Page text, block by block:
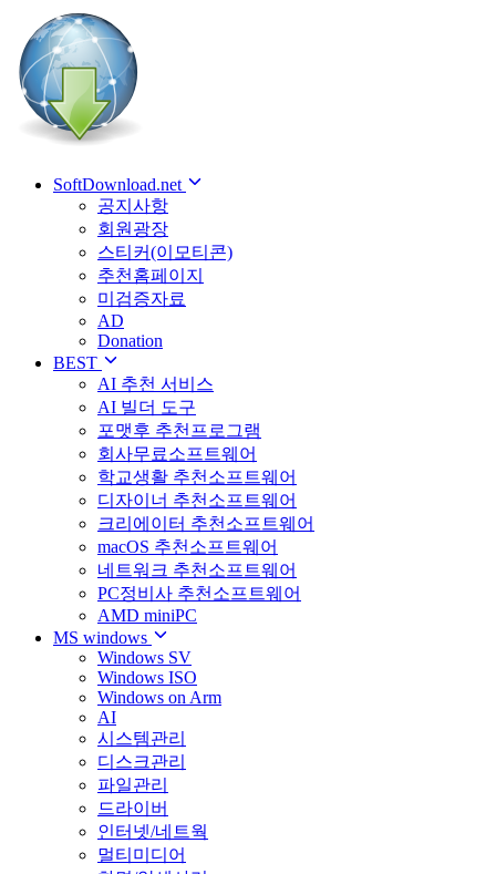
SoftDownload.net
공지사항
회원광장
스티커(이모티콘)
추천홈페이지
미검증자료
AD
Donation
BEST
AI 추천 서비스
AI 빌더 도구
포맷후 추천프로그램
회사무료소프트웨어
학교생활 추천소프트웨어
디자이너 추천소프트웨어
크리에이터 추천소프트웨어
macOS 추천소프트웨어
네트워크 추천소프트웨어
PC정비사 추천소프트웨어
AMD miniPC
MS windows
Windows SV
Windows ISO
Windows on Arm
AI
시스템관리
디스크관리
파일관리
드라이버
인터넷/네트웍
멀티미디어